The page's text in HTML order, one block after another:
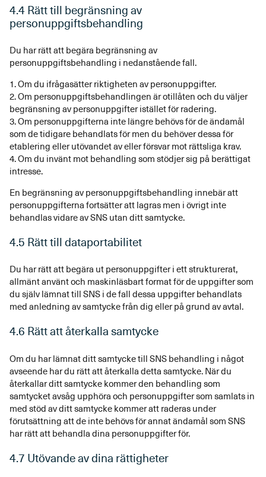
4.4 Rätt till begränsning av
personuppgiftsbehandling
Du har rätt att begära begränsning av
personuppgiftsbehandling i nedanstående fall.
1. Om du ifrågasätter riktigheten av personuppgifter.
2. Om personuppgiftsbehandlingen är otillåten och du väljer
begränsning av personuppgifter istället för radering.
3. Om personuppgifterna inte längre behövs för de ändamål
som de tidigare behandlats för men du behöver dessa för
etablering eller utövandet av eller försvar mot rättsliga krav.
4. Om du invänt mot behandling som stödjer sig på berättigat
intresse.
En begränsning av personuppgiftsbehandling innebär att
personuppgifterna fortsätter att lagras men i övrigt inte
behandlas vidare av SNS utan ditt samtycke.
4.5 Rätt till dataportabilitet
Du har rätt att begära ut personuppgifter i ett strukturerat,
allmänt använt och maskinläsbart format för de uppgifter som
du själv lämnat till SNS i de fall dessa uppgifter behandlats
med anledning av samtycke från dig eller på grund av avtal.
4.6 Rätt att återkalla samtycke
Om du har lämnat ditt samtycke till SNS behandling i något
avseende har du rätt att återkalla detta samtycke. När du
återkallar ditt samtycke kommer den behandling som
samtycket avsåg upphöra och personuppgifter som samlats in
med stöd av ditt samtycke kommer att raderas under
förutsättning att de inte behövs för annat ändamål som SNS
har rätt att behandla dina personuppgifter för.
4.7 Utövande av dina rättigheter